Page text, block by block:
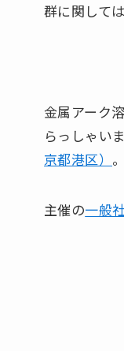
群に関して
金属アーク
らっしゃい
京都港区）
主催の一般